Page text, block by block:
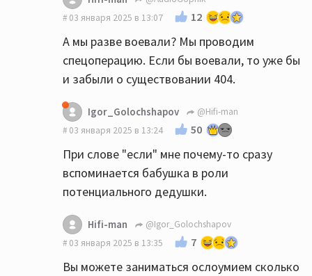
03 января 2025 в 13:07
12
А мы разве воевали? Мы проводим
спецоперацию. Если бы воевали, то уже бы
и забыли о существовании 404.
Igor_Golochshapov
@Hifi-man
03 января 2025 в 13:24
50
При слове "если" мне почему-то сразу
вспоминается бабушка в роли
потенциального дедушки.
Hifi-man
@Igor_Golochshapov
03 января 2025 в 13:35
7
Вы можете заниматься ослоумием сколько